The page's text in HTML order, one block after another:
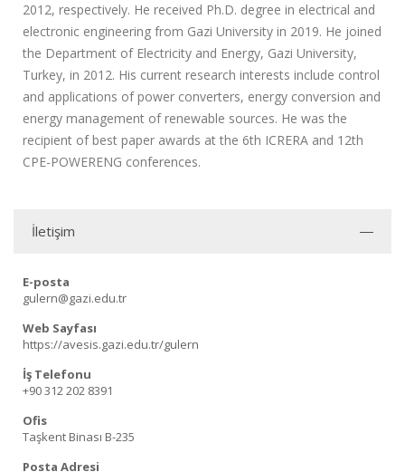
2012, respectively. He received Ph.D. degree in electrical and
electronic engineering from Gazi University in 2019. He joined
the Department of Electricity and Energy, Gazi University,
Turkey, in 2012. His current research interests include control
and applications of power converters, energy conversion and
energy management of renewable sources. He was the
recipient of best paper awards at the 6th ICRERA and 12th
CPE-POWERENG conferences.
İletişim
E-posta
gulern@gazi.edu.tr
Web Sayfası
https://avesis.gazi.edu.tr/gulern
İş Telefonu
+90 312 202 8391
Ofis
Taşkent Binası B-235
Posta Adresi